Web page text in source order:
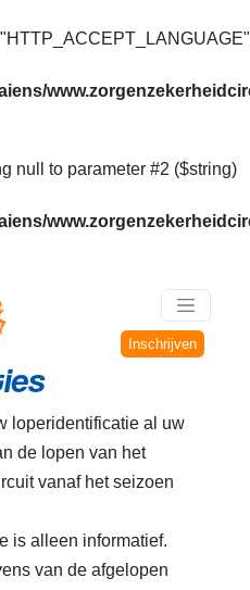
null to parameter #2 ($string)
Inschrijven
loperidentificatie al uw
de lopen van het
vanaf het seizoen
is alleen informatief.
van de afgelopen